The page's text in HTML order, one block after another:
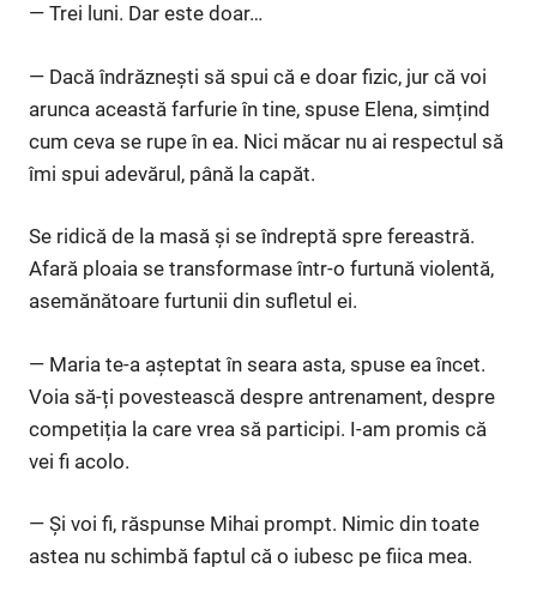
— Trei luni. Dar este doar…
— Dacă îndrăznești să spui că e doar fizic, jur că voi
arunca această farfurie în tine, spuse Elena, simțind
cum ceva se rupe în ea. Nici măcar nu ai respectul să
îmi spui adevărul, până la capăt.
Se ridică de la masă și se îndreptă spre fereastră.
Afară ploaia se transformase într-o furtună violentă,
asemănătoare furtunii din sufletul ei.
— Maria te-a așteptat în seara asta, spuse ea încet.
Voia să-ți povestească despre antrenament, despre
competiția la care vrea să participi. I-am promis că
vei fi acolo.
— Și voi fi, răspunse Mihai prompt. Nimic din toate
astea nu schimbă faptul că o iubesc pe fiica mea.